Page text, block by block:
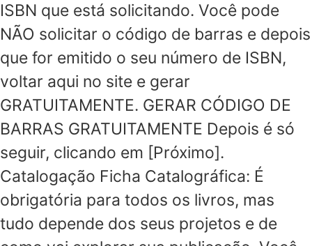
ISBN que está solicitando. Você pode
NÃO solicitar o código de barras e depois
que for emitido o seu número de ISBN,
voltar aqui no site e gerar
GRATUITAMENTE. GERAR CÓDIGO DE
BARRAS GRATUITAMENTE Depois é só
seguir, clicando em [Próximo].
Catalogação Ficha Catalográfica: É
obrigatória para todos os livros, mas
tudo depende dos seus projetos e de